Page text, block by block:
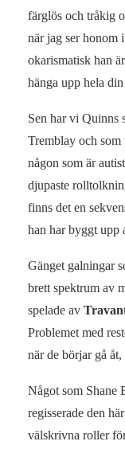
färglös och tråkig
när jag ser honom i
okarismatisk han
hänga upp hela
Sen har vi Quinns
Tremblay och som
någon som är
djupaste
finns det en
han har byggt upp
Gänget galningar
brett spektrum av
spelade av
Problemet med
när de börjar gå
Något som Shane
regisserade den
välskrivna roller